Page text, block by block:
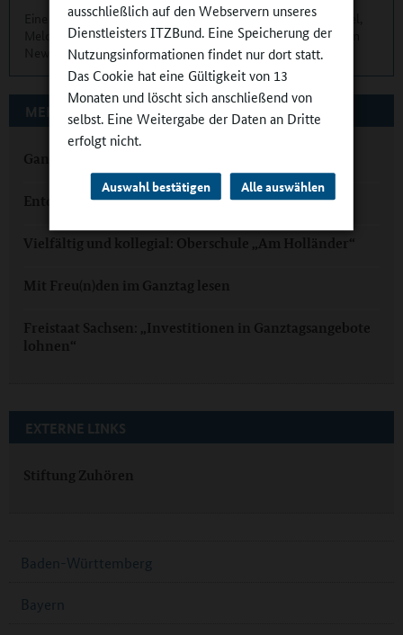
ausschließlich auf den Webservern unseres
Dienstleisters ITZBund. Eine Speicherung der
Nutzungsinformationen findet nur dort statt.
Das Cookie hat eine Gültigkeit von 13
Monaten und löscht sich anschließend von
selbst. Eine Weitergabe der Daten an Dritte
erfolgt nicht.
Auswahl bestätigen Alle auswählen
Eine übersichtliche Kurzinformation über die aktuellen Artikel,
Meldungen und Termine finden Sie zweimonatlich in unserem
Newsletter.Hier können Sie sich anmelden.
MEHR ZUM THEMA AUF GANZTAGSSCHULEN.ORG
Ganztagsschule mit „Verkehrskasper“
Entdeckerschule mit Ganztagsangebot
Vielfältig und kollegial: Oberschule „Am Holländer“
Mit Freu(n)den im Ganztag lesen
Freistaat Sachsen: „Investitionen in Ganztagsangebote
lohnen“
EXTERNE LINKS
Stiftung Zuhören
Baden-Württemberg
Bayern